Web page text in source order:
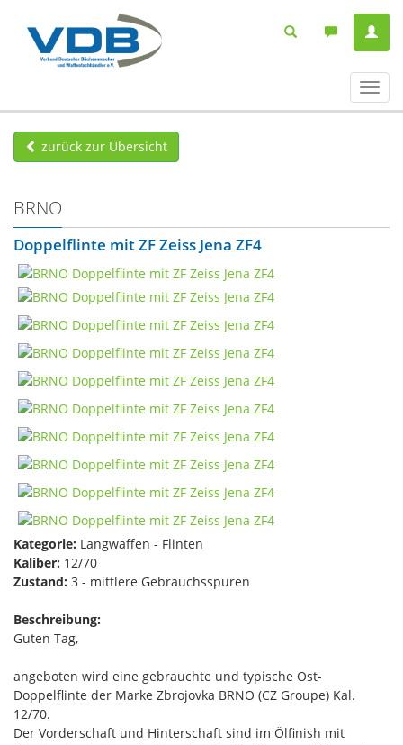
ein-/
zurück zur Übersicht
BRNO
Doppelflinte mit ZF Zeiss Jena ZF4
Kategorie: Langwaffen - Flinten
Kaliber: 12/70
Zustand: 3 - mittlere Gebrauchsspuren
Beschreibung:
Guten Tag,
angeboten wird eine gebrauchte und typische Ost-
Doppelflinte der Marke Zbrojovka BRNO (CZ Groupe) Kal.
12/70.
Der Vorderschaft und Hinterschaft sind im Ölfinish mit